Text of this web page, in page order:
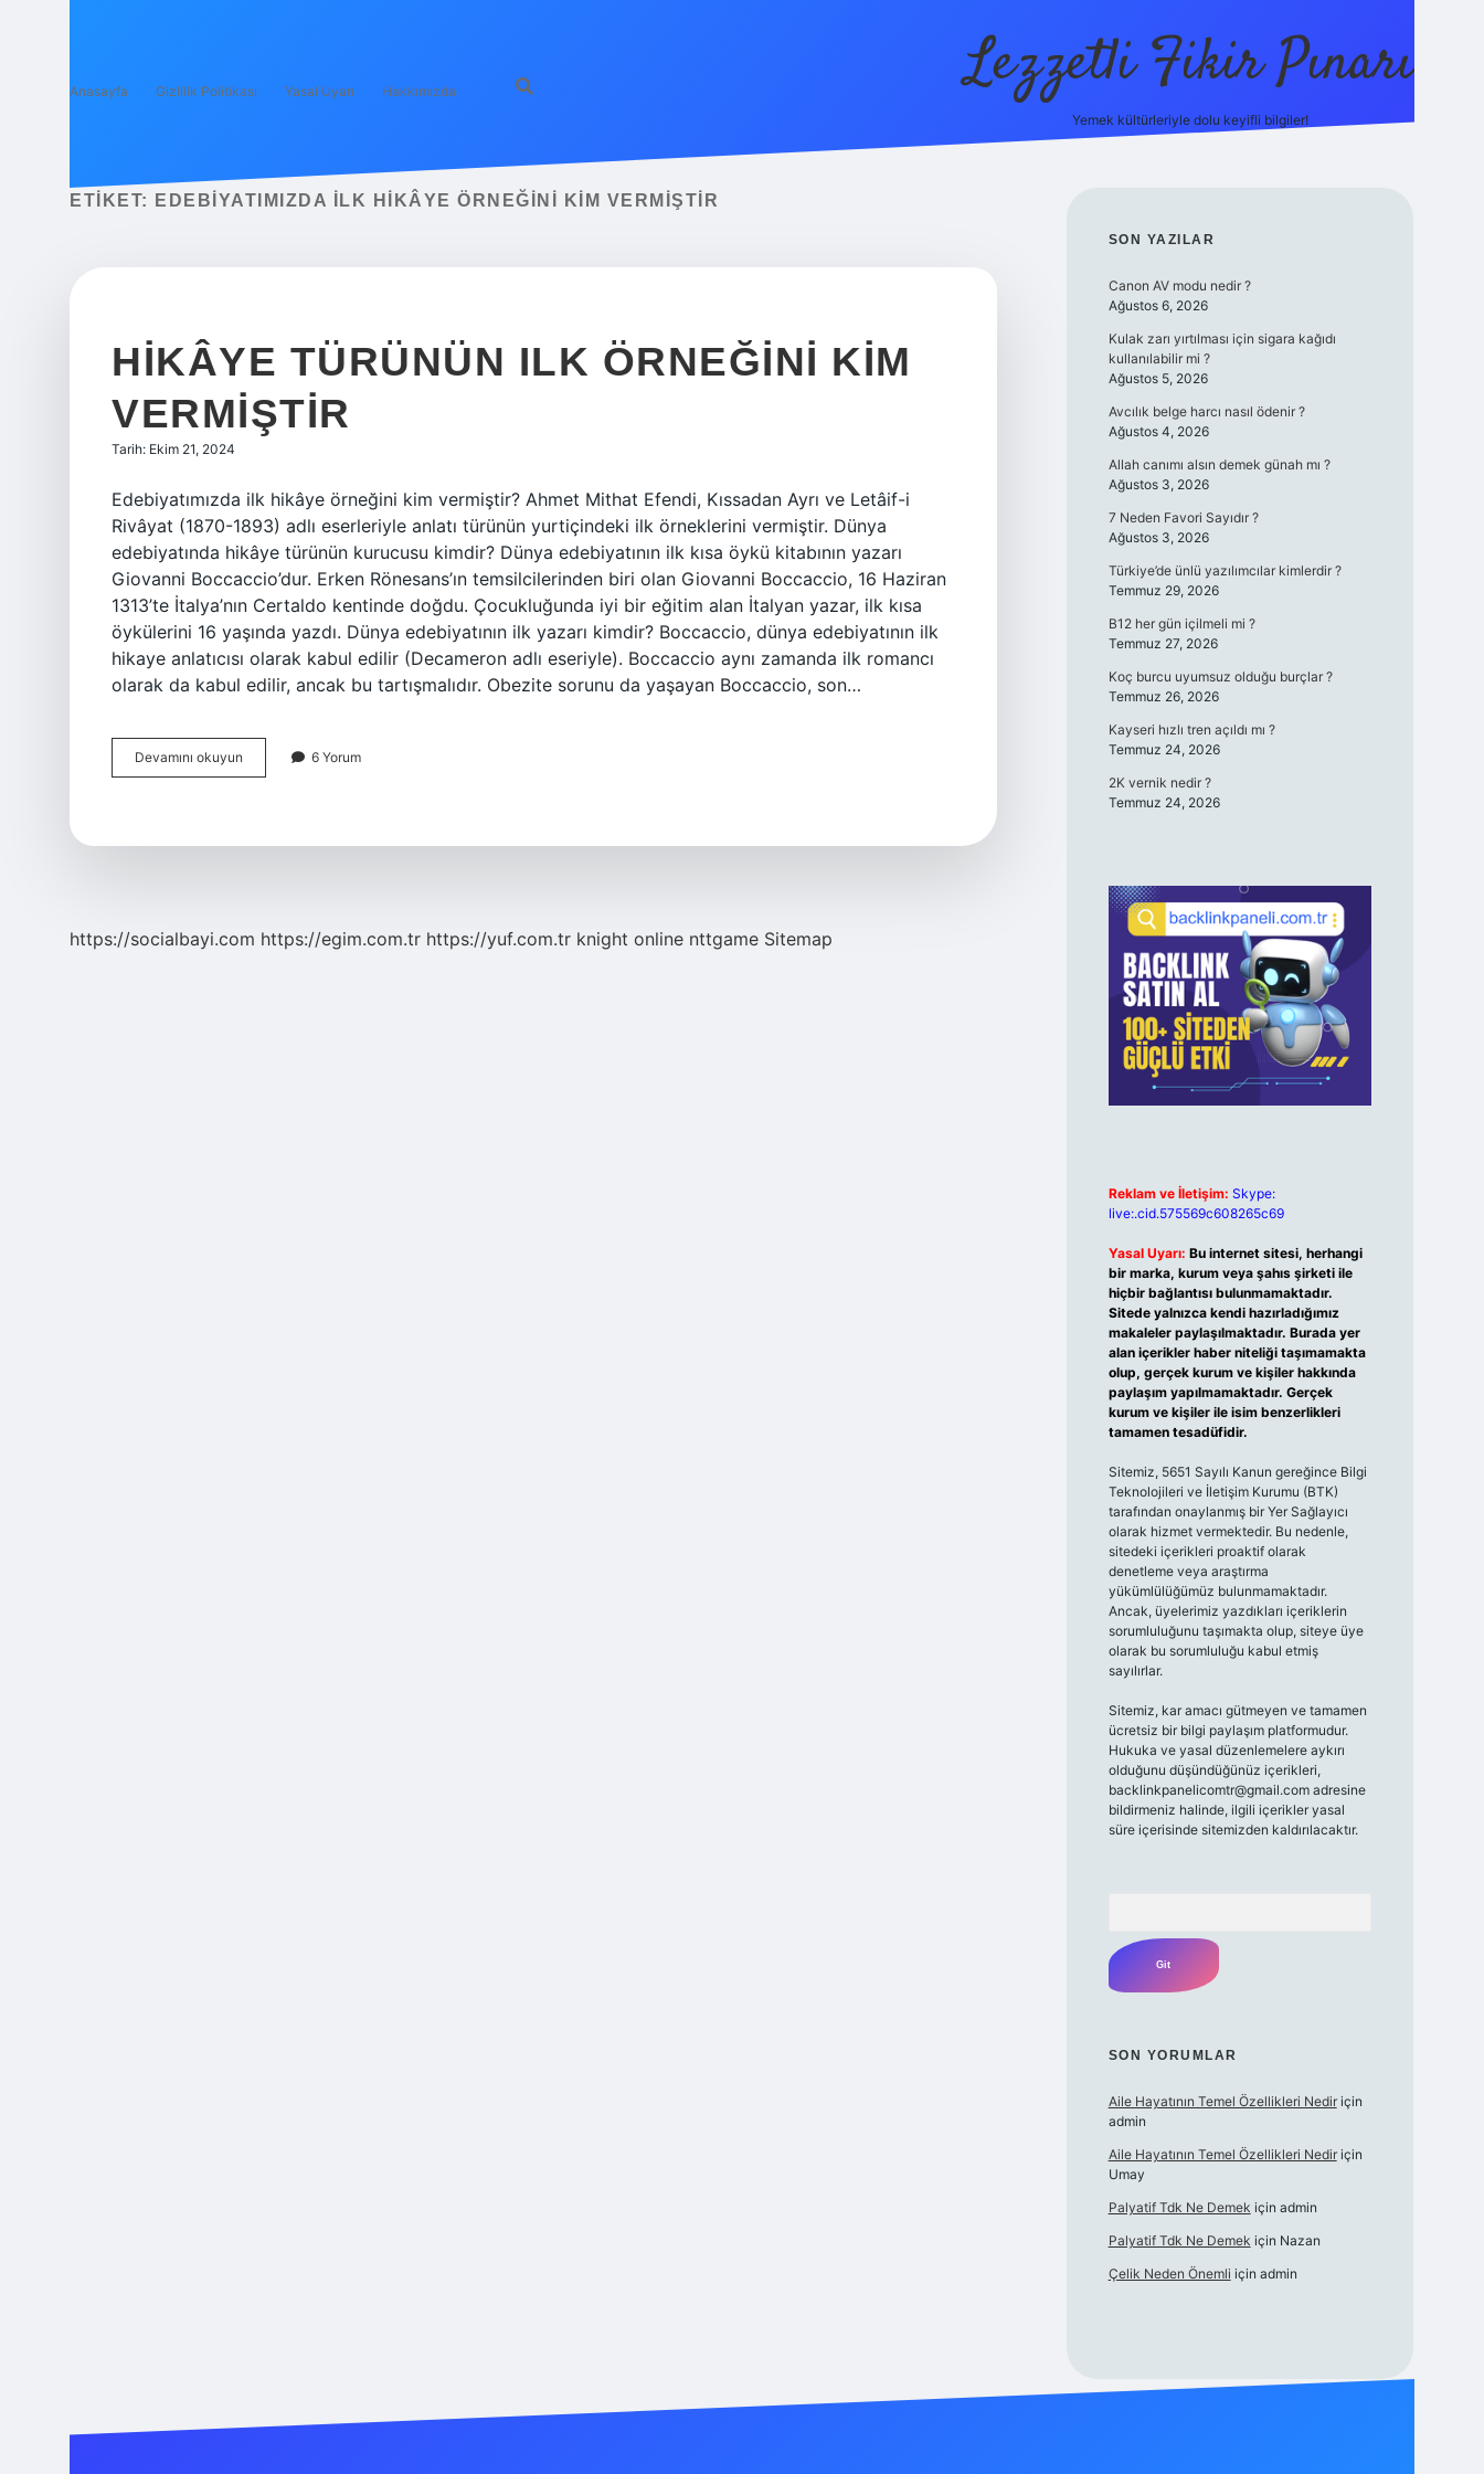
Anasayfa Gizlilik Politikası Yasal Uyarı Hakkımızda Lezzetli Fikir Pınarı
Yemek kültürleriyle dolu keyifli bilgiler!
ETIKET: EDEBIYATIMIZDA ILK HIKÂYE ÖRNEĞINI KIM VERMIŞTIR
HIKÂYE TÜRÜNÜN ILK ÖRNEĞINI KIM
VERMIŞTIR
Tarih: Ekim 21, 2024
Edebiyatımızda ilk hikâye örneğini kim vermiştir? Ahmet Mithat Efendi, Kıssadan Ayrı ve Letâif-i
Rivâyat (1870-1893) adlı eserleriyle anlatı türünün yurtiçindeki ilk örneklerini vermiştir. Dünya
edebiyatında hikâye türünün kurucusu kimdir? Dünya edebiyatının ilk kısa öykü kitabının yazarı
Giovanni Boccaccio’dur. Erken Rönesans’ın temsilcilerinden biri olan Giovanni Boccaccio, 16 Haziran
1313’te İtalya’nın Certaldo kentinde doğdu. Çocukluğunda iyi bir eğitim alan İtalyan yazar, ilk kısa
öykülerini 16 yaşında yazdı. Dünya edebiyatının ilk yazarı kimdir? Boccaccio, dünya edebiyatının ilk
hikaye anlatıcısı olarak kabul edilir (Decameron adlı eseriyle). Boccaccio aynı zamanda ilk romancı
olarak da kabul edilir, ancak bu tartışmalıdır. Obezite sorunu da yaşayan Boccaccio, son…
Devamını okuyun
Türünün
6 Yorum
https://socialbayi.com https://egim.com.tr https://yuf.com.tr knight online nttgame Sitemap
SIDEBAR
SON YAZILAR
Canon AV modu nedir ?
Ağustos 6, 2026
Kulak zarı yırtılması için sigara kağıdı
kullanılabilir mi ?
Ağustos 5, 2026
Avcılık belge harcı nasıl ödenir ?
Ağustos 4, 2026
Allah canımı alsın demek günah mı ?
Ağustos 3, 2026
7 Neden Favori Sayıdır ?
Ağustos 3, 2026
Türkiye’de ünlü yazılımcılar kimlerdir ?
Temmuz 29, 2026
B12 her gün içilmeli mi ?
Temmuz 27, 2026
Koç burcu uyumsuz olduğu burçlar ?
Temmuz 26, 2026
Kayseri hızlı tren açıldı mı ?
Temmuz 24, 2026
2K vernik nedir ?
Temmuz 24, 2026
Reklam ve İletişim: Skype:
live:.cid.575569c608265c69
Yasal Uyarı: Bu internet sitesi, herhangi
bir marka, kurum veya şahıs şirketi ile
hiçbir bağlantısı bulunmamaktadır.
Sitede yalnızca kendi hazırladığımız
makaleler paylaşılmaktadır. Burada yer
alan içerikler haber niteliği taşımamakta
olup, gerçek kurum ve kişiler hakkında
paylaşım yapılmamaktadır. Gerçek
kurum ve kişiler ile isim benzerlikleri
tamamen tesadüfidir.
Sitemiz, 5651 Sayılı Kanun gereğince Bilgi
Teknolojileri ve İletişim Kurumu (BTK)
tarafından onaylanmış bir Yer Sağlayıcı
olarak hizmet vermektedir. Bu nedenle,
sitedeki içerikleri proaktif olarak
denetleme veya araştırma
yükümlülüğümüz bulunmamaktadır.
Ancak, üyelerimiz yazdıkları içeriklerin
sorumluluğunu taşımakta olup, siteye üye
olarak bu sorumluluğu kabul etmiş
sayılırlar.
Sitemiz, kar amacı gütmeyen ve tamamen
ücretsiz bir bilgi paylaşım platformudur.
Hukuka ve yasal düzenlemelere aykırı
olduğunu düşündüğünüz içerikleri,
backlinkpanelicomtr@gmail.comadresine
bildirmeniz halinde, ilgili içerikler yasal
süre içerisinde sitemizden kaldırılacaktır.
SON YORUMLAR
Aile Hayatının Temel Özellikleri Nediriçin
admin
Aile Hayatının Temel Özellikleri Nediriçin
Umay
Palyatif Tdk Ne Demek için admin
Palyatif Tdk Ne Demek için Nazan
Çelik Neden Önemli için admin